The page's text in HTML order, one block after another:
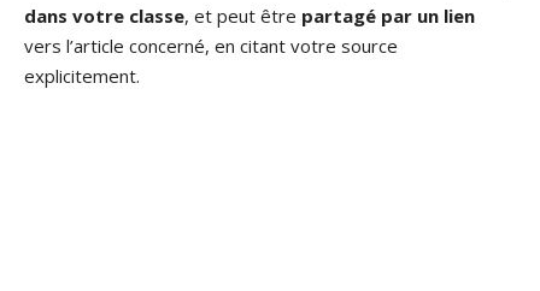
dans votre classe, et peut être partagé par un lien
vers l’article concerné, en citant votre source
explicitement.